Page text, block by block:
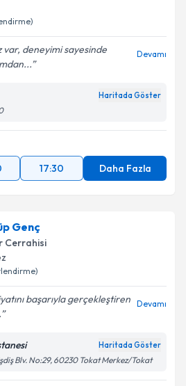
deneyimi sayesinde
Devamı
Haritada Göster
17:30 Daha Fazla
Genç
Cerrahisi
başarıyla gerçekleştiren Devamı
Haritada Göster
Blv. No:29, 60230 Tokat Merkez/Tokat